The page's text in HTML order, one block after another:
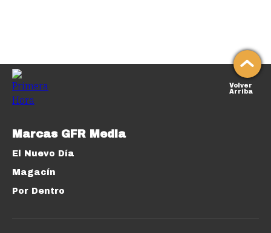
Volver
Arriba
Marcas GFR Media
El Nuevo Día
Magacín
Por Dentro